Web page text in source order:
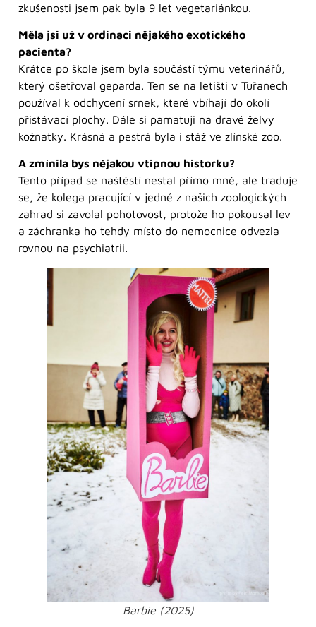
zkušenosti jsem pak byla 9 let vegetariánkou.
Měla jsi už v ordinaci nějakého exotického
pacienta?
Krátce po škole jsem byla součástí týmu veterinářů,
který ošetřoval geparda. Ten se na letišti v Tuřanech
používal k odchycení srnek, které vbíhají do okolí
přistávací plochy. Dále si pamatuji na dravé želvy
kožnatky. Krásná a pestrá byla i stáž ve zlínské zoo.
A zmínila bys nějakou vtipnou historku?
Tento případ se naštěstí nestal přímo mně, ale traduje
se, že kolega pracující v jedné z našich zoologických
zahrad si zavolal pohotovost, protože ho pokousal lev
a záchranka ho tehdy místo do nemocnice odvezla
rovnou na psychiatrii.
Barbie (2025)